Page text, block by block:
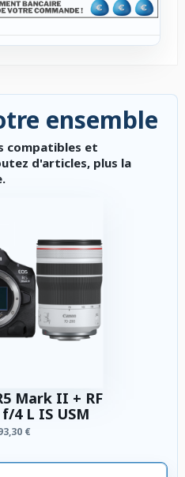
ensemble
compatibles et
d'articles, plus la
Mark II + RF
4 L IS USM
€